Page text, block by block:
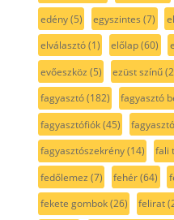
edény(5) egyszintes (7)
elválasztó(1) előlap(60)
evőeszköz (5) ezüst színű
fagyasztó(182) fagyasztó
fagyasztófiók(45)
fagyasztószekrény(14) fali
fedőlemez (7) fehér(64)
fekete gombok(26) felirat